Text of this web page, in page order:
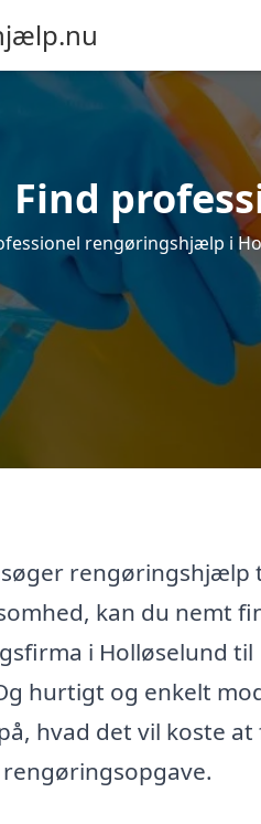
Find
rengøringshjælp i
rengøringshjælp
kan du nemt
i Holløselund til
hurtigt og enkelt
hvad det vil koste at